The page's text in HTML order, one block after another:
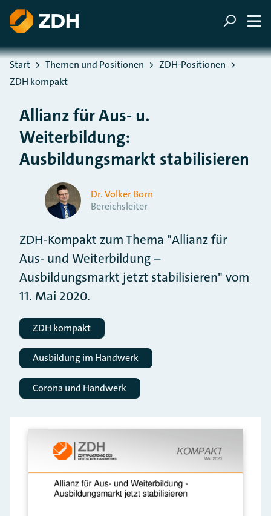
ZUM HAUPTINHALT SPRINGEN
ZUR SUCHE SPRINGEN
Sie befinden sich hier:
Start Themen und Positionen
ZDH-Positionen
ZDH kompakt
Allianz für Aus- u.
Weiterbildung:
Ausbildungsmarkt stabilisieren
Dr. Volker Born
Bereichsleiter
ZDH-Kompakt zum Thema "Allianz für
Aus- und Weiterbildung –
Ausbildungsmarkt jetzt stabilisieren" vom
11. Mai 2020.
ZDH kompakt
Ausbildung im Handwerk
Corona und Handwerk